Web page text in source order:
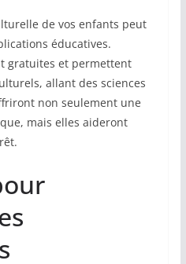
de vos enfants peut
éducatives.
gratuites et permettent
allant des sciences
non seulement une
mais elles aideront